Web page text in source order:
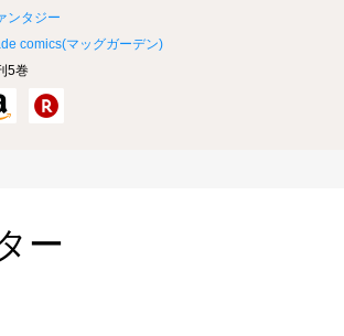
ンタジー
comics(マッグガーデン)
5巻
ー